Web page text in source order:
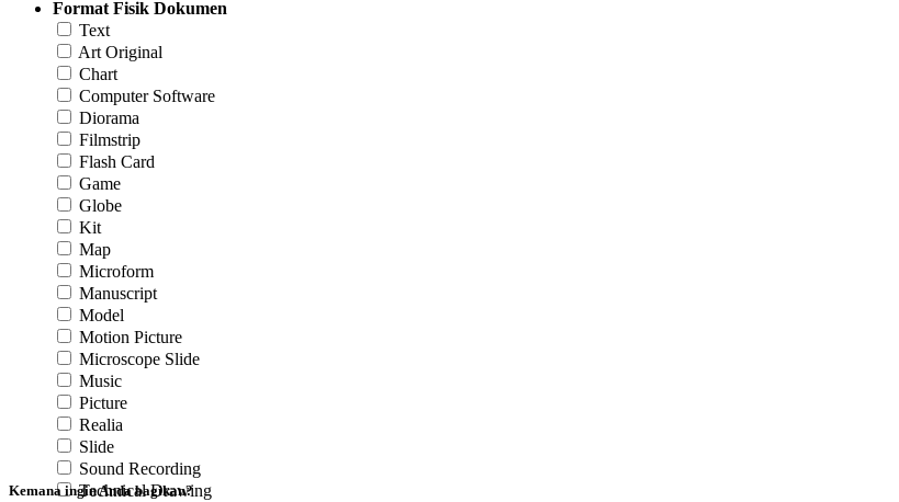
Format Fisik Dokumen
Text
Art Original
Chart
Computer Software
Diorama
Filmstrip
Flash Card
Game
Globe
Kit
Map
Microform
Manuscript
Model
Motion Picture
Microscope Slide
Music
Picture
Realia
Slide
Sound Recording
Technical Drawing
Kemana ingin Anda bagikan?